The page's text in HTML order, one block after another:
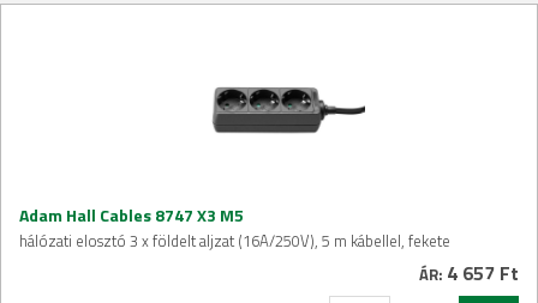
Adam Hall Cables 8747 X3 M5
hálózati elosztó 3 x földelt aljzat (16A/250V), 5 m kábellel, fekete
ÁR: 4 657 Ft